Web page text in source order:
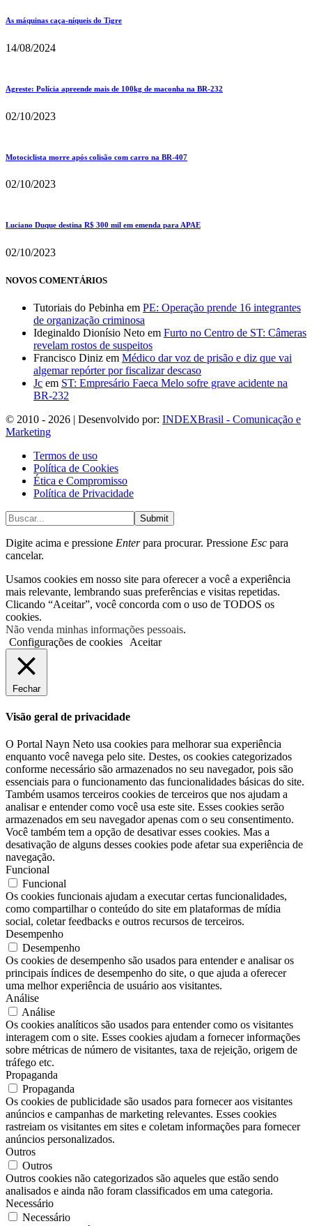
As máquinas caça-níqueis do Tigre
14/08/2024
Agreste: Polícia apreende mais de 100kg de maconha na BR-232
02/10/2023
Motociclista morre após colisão com carro na BR-407
02/10/2023
Luciano Duque destina R$ 300 mil em emenda para APAE
02/10/2023
NOVOS COMENTÁRIOS
Tutoriais do Pebinha em PE: Operação prende 16 integrantes
de organização criminosa
Ideginaldo Dionísio Neto em Furto no Centro de ST: Câmeras
revelam rostos de suspeitos
Francisco Diniz em Médico dar voz de prisão e diz que vai
algemar repórter por fiscalizar descaso
Jc em ST: Empresário Faeca Melo sofre grave acidente na
BR-232
© 2010 - 2026 | Desenvolvido por: INDEXBrasil - Comunicação e
Marketing
Termos de uso
Política de Cookies
Ética e Compromisso
Política de Privacidade
Submit
Digite acima e pressione Enterpara procurar. Pressione Esc para
cancelar.
Usamos cookies em nosso site para oferecer a você a experiência
mais relevante, lembrando suas preferências e visitas repetidas.
Clicando “Aceitar”, você concorda com o uso de TODOS os
cookies.
Não venda minhas informações pessoais.
Configurações de cookies
Aceitar
Fechar
Visão geral de privacidade
O Portal Nayn Neto usa cookies para melhorar sua experiência
enquanto você navega pelo site. Destes, os cookies categorizados
conforme necessário são armazenados no seu navegador, pois são
essenciais para o funcionamento das funcionalidades básicas do site.
Também usamos terceiros cookies de terceiros que nos ajudam a
analisar e entender como você usa este site. Esses cookies serão
armazenados em seu navegador apenas com o seu consentimento.
Você também tem a opção de desativar esses cookies. Mas a
desativação de alguns desses cookies pode afetar sua experiência de
navegação.
Funcional
Funcional
Os cookies funcionais ajudam a executar certas funcionalidades,
como compartilhar o conteúdo do site em plataformas de mídia
social, coletar feedbacks e outros recursos de terceiros.
Desempenho
Desempenho
Os cookies de desempenho são usados ​​para entender e analisar os
principais índices de desempenho do site, o que ajuda a oferecer
uma melhor experiência de usuário aos visitantes.
Análise
Análise
Os cookies analíticos são usados ​​para entender como os visitantes
interagem com o site. Esses cookies ajudam a fornecer informações
sobre métricas de número de visitantes, taxa de rejeição, origem de
tráfego etc.
Propaganda
Propaganda
Os cookies de publicidade são usados ​​para fornecer aos visitantes
anúncios e campanhas de marketing relevantes. Esses cookies
rastreiam os visitantes em sites e coletam informações para fornecer
anúncios personalizados.
Outros
Outros
Outros cookies não categorizados são aqueles que estão sendo
analisados ​​e ainda não foram classificados em uma categoria.
Necessário
Necessário